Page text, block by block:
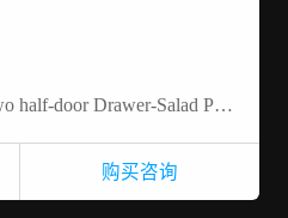
沙拉台两抽屉冷藏柜 Two half-door Drawer-Salad Prep table refrigerator
购买咨询